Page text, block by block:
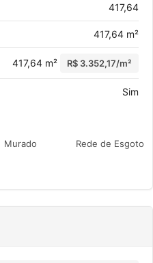
417,64
417,64 m²
417,64 m² R$ 3.352,17/m²
Sim
Murado
Rede de Esgoto